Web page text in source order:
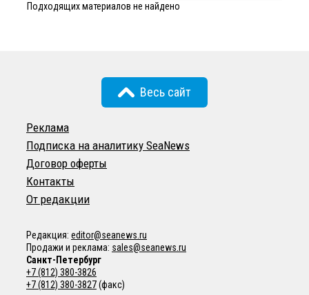
Подходящих материалов не найдено
Весь сайт
Реклама
Подписка на аналитику SeaNews
Договор оферты
Контакты
От редакции
Редакция: editor@seanews.ru
Продажи и реклама: sales@seanews.ru
Санкт-Петербург
+7 (812) 380-3826
+7 (812) 380-3827(факс)